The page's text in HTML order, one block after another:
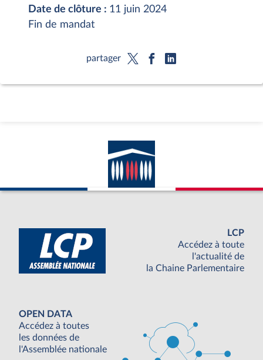
Date de clôture : 11 juin 2024
Fin de mandat
partager
LCP
Accédez à toute
l'actualité de
la Chaine Parlementaire
OPEN DATA
Accédez à toutes
les données de
l'Assemblée nationale